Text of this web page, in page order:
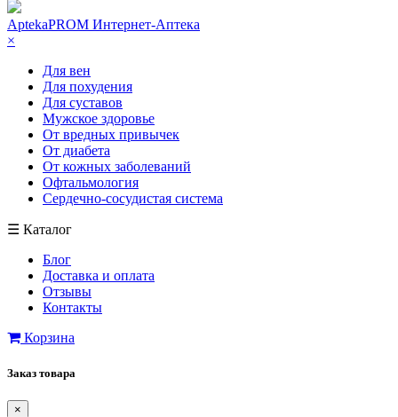
AptekaPROM Интернет-Аптека
×
Для вен
Для похудения
Для суставов
Мужское здоровье
От вредных привычек
От диабета
От кожных заболеваний
Офтальмология
Сердечно-сосудистая система
☰ Каталог
Блог
Доставка и оплата
Отзывы
Контакты
Корзина
Заказ товара
×